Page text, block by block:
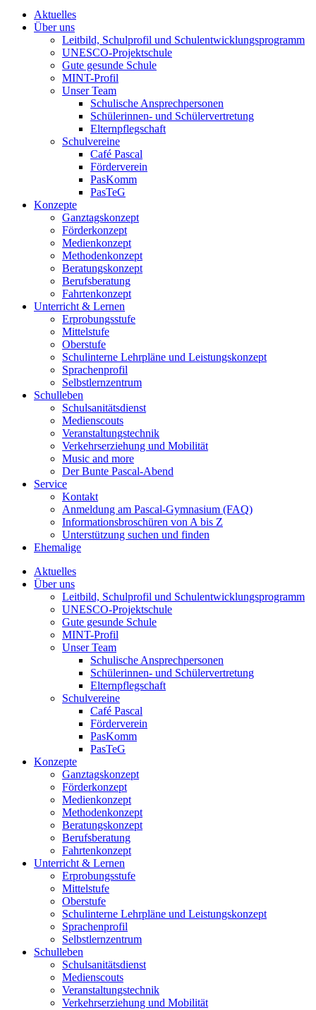
Aktuelles
Über uns
Leitbild, Schulprofil und Schulentwicklungsprogramm
UNESCO-Projektschule
Gute gesunde Schule
MINT-Profil
Unser Team
Schulische Ansprechpersonen
Schülerinnen- und Schülervertretung
Elternpflegschaft
Schulvereine
Café Pascal
Förderverein
PasKomm
PasTeG
Konzepte
Ganztagskonzept
Förderkonzept
Medienkonzept
Methodenkonzept
Beratungskonzept
Berufsberatung
Fahrtenkonzept
Unterricht & Lernen
Erprobungsstufe
Mittelstufe
Oberstufe
Schulinterne Lehrpläne und Leistungskonzept
Sprachenprofil
Selbstlernzentrum
Schulleben
Schulsanitätsdienst
Medienscouts
Veranstaltungstechnik
Verkehrserziehung und Mobilität
Music and more
Der Bunte Pascal-Abend
Service
Kontakt
Anmeldung am Pascal-Gymnasium (FAQ)
Informationsbroschüren von A bis Z
Unterstützung suchen und finden
Ehemalige
Aktuelles
Über uns
Leitbild, Schulprofil und Schulentwicklungsprogramm
UNESCO-Projektschule
Gute gesunde Schule
MINT-Profil
Unser Team
Schulische Ansprechpersonen
Schülerinnen- und Schülervertretung
Elternpflegschaft
Schulvereine
Café Pascal
Förderverein
PasKomm
PasTeG
Konzepte
Ganztagskonzept
Förderkonzept
Medienkonzept
Methodenkonzept
Beratungskonzept
Berufsberatung
Fahrtenkonzept
Unterricht & Lernen
Erprobungsstufe
Mittelstufe
Oberstufe
Schulinterne Lehrpläne und Leistungskonzept
Sprachenprofil
Selbstlernzentrum
Schulleben
Schulsanitätsdienst
Medienscouts
Veranstaltungstechnik
Verkehrserziehung und Mobilität